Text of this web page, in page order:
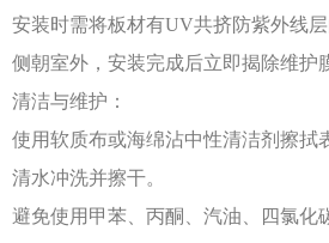
安装时需将板材有UV共挤防紫外线
侧朝室外，安装完成后立即揭除维护
清洁与维护：
使用软质布或海绵沾中性清洁剂擦拭
清水冲洗并擦干。
避免使用甲苯、丙酮、汽油、四氯化